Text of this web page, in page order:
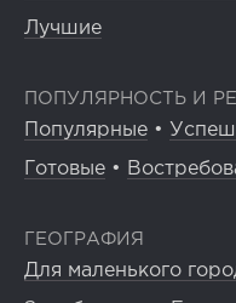
Лучшие
ПОПУЛЯРНОСТЬ И
Популярные •
Готовые •
ГЕОГРАФИЯ
Для маленького